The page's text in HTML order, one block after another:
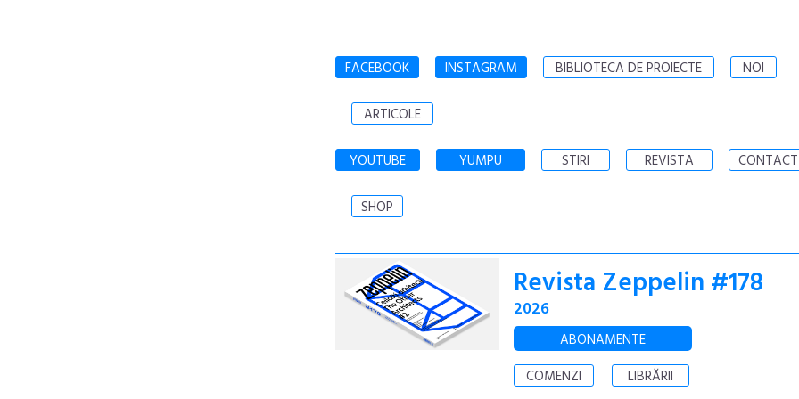
FACEBOOK INSTAGRAM BIBLIOTECA DE PROIECTE NOI
ARTICOLE
YOUTUBE YUMPU STIRI REVISTA CONTACT
SHOP
Revista Zeppelin #178
2026
ABONAMENTE
COMENZI
LIBRĂRII